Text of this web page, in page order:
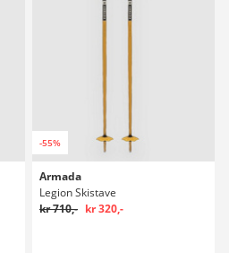
-55%
Armada
Legion Skistave
kr 710,- kr 320,-